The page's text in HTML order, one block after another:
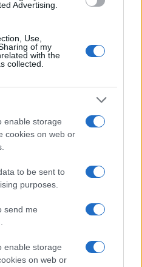
Advertising.
Use,
of my
with the
collected.
enable storage
cookies on web or
to be sent to
purposes.
send me
enable storage
on web or